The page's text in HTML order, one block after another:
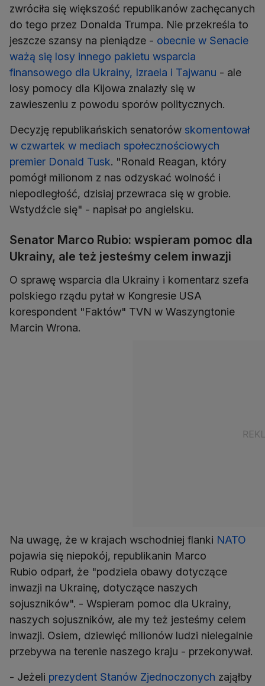
zwróciła się większość republikanów zachęcanych
do tego przez Donalda Trumpa. Nie przekreśla to
jeszcze szansy na pieniądze - obecnie w Senacie
ważą się losy innego pakietu wsparcia
finansowego dla Ukrainy, Izraela i Tajwanu - ale
losy pomocy dla Kijowa znalazły się w
zawieszeniu z powodu sporów politycznych.
Decyzję republikańskich senatorów skomentował
w czwartek w mediach społecznościowych
premier Donald Tusk. "Ronald Reagan, który
pomógł milionom z nas odzyskać wolność i
niepodległość, dzisiaj przewraca się w grobie.
Wstydźcie się" - napisał po angielsku.
Senator Marco Rubio: wspieram pomoc dla
Ukrainy, ale też jesteśmy celem inwazji
O sprawę wsparcia dla Ukrainy i komentarz szefa
polskiego rządu pytał w Kongresie USA
korespondent "Faktów" TVN w Waszyngtonie
Marcin Wrona.
Na uwagę, że w krajach wschodniej flanki NATO
pojawia się niepokój, republikanin Marco
Rubio odparł, że "podziela obawy dotyczące
inwazji na Ukrainę, dotyczące naszych
sojuszników". - Wspieram pomoc dla Ukrainy,
naszych sojuszników, ale my też jesteśmy celem
inwazji. Osiem, dziewięć milionów ludzi nielegalnie
przebywa na terenie naszego kraju - przekonywał.
- Jeżeli prezydent Stanów Zjednoczonych zająłby